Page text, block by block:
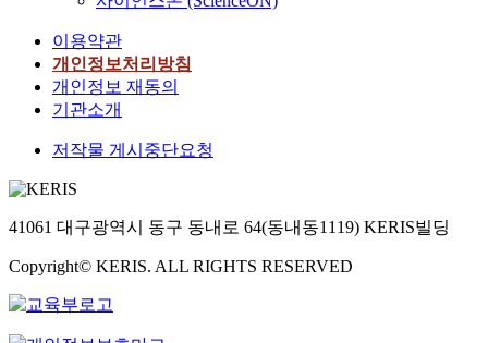
이용약관
개인정보처리방침
개인정보 재동의
기관소개
저작물 게시중단요청
41061 대구광역시 동구 동내로 64(동내동1119) KERIS빌딩
Copyright© KERIS. ALL RIGHTS RESERVED